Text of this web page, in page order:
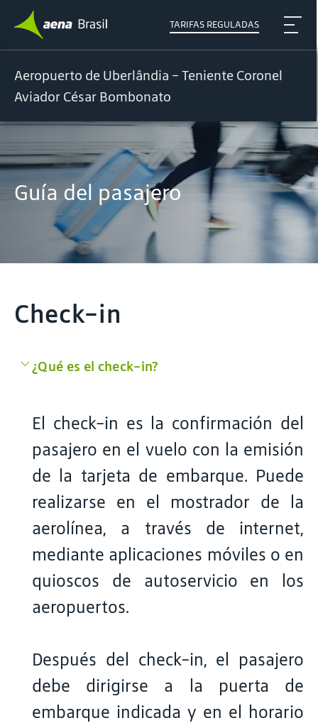
TARIFAS REGULADAS
Aeropuerto de Uberlândia – Teniente Coronel
Aviador César Bombonato
Guía del pasajero
Check-in
¿Qué es el check-in?
El check-in es la confirmación del
pasajero en el vuelo con la emisión
de la tarjeta de embarque. Puede
realizarse en el mostrador de la
aerolínea, a través de internet,
mediante aplicaciones móviles o en
quioscos de autoservicio en los
aeropuertos.
Después del check-in, el pasajero
debe dirigirse a la puerta de
embarque indicada y en el horario